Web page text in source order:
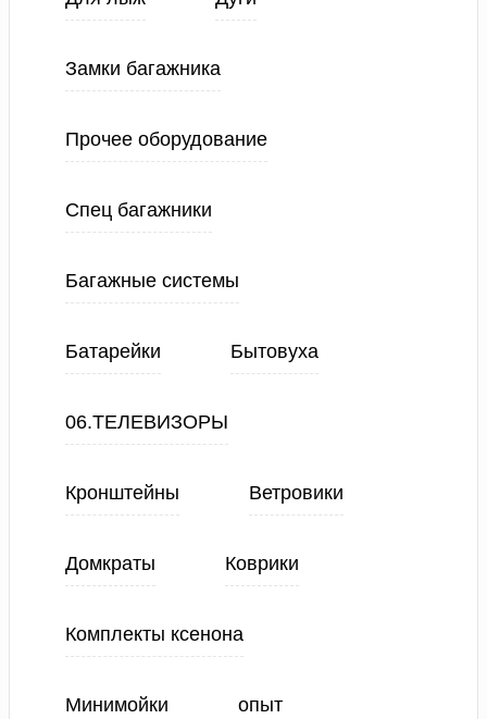
Замки багажника
Прочее оборудование
Спец багажники
Багажные системы
Батарейки Бытовуха
06.ТЕЛЕВИЗОРЫ
Кронштейны Ветровики
Домкраты Коврики
Комплекты ксенона
Минимойки опыт